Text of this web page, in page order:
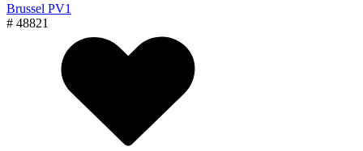
Brussel PV1
# 48821